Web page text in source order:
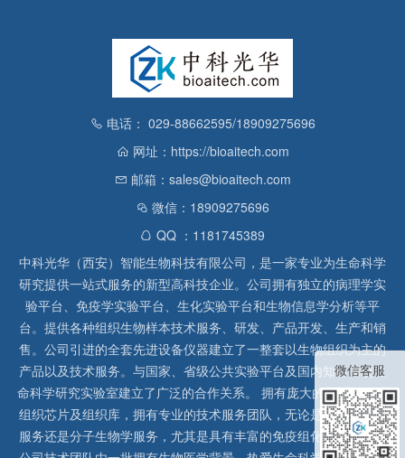
电话： 029-88662595/18909275696
网址：https://bioaitech.com
邮箱：sales@bioaitech.com
微信：18909275696
QQ ：1181745389
中科光华（西安）智能生物科技有限公司，是一家专业为生命科学
研究提供一站式服务的新型高科技企业。公司拥有独立的病理学实
验平台、免疫学实验平台、生化实验平台和生物信息学分析等平
台。提供各种组织生物样本技术服务、研发、产品开发、生产和销
售。公司引进的全套先进设备仪器建立了一整套以生物组织为主的
产品以及技术服务。与国家、省级公共实验平台及国内知名高校生
命科学研究实验室建立了广泛的合作关系。 拥有庞大的石蜡、冰冻
组织芯片及组织库，拥有专业的技术服务团队，无论是形态病理学
服务还是分子生物学服务，尤其是具有丰富的免疫组化实验经验，
微信客服